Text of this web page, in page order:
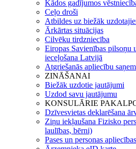
Kādos gadījumos
Ceļo droši
Atbildes uz biežāk
Ārkārtas situācijas
Cilvēku tirdzniecība
Eiropas Savienības pilsoņu
ieceļošana Latvijā
Atgriešanās apliecību
ZINĀŠANAI
Biežāk uzdotie jautājumi
Uzdod savu jautājumu
KONSULĀRIE
Dzīvesvietas deklarēšana
Ziņu iekļaušana Fizisko
laulības, bērni)
Pases un personas